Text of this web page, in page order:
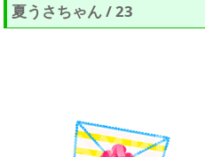
夏うさちゃん / 23